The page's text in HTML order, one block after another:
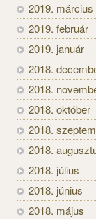
2019. március
2019. február
2019. január
2018.
2018.
2018. október
2018.
2018.
2018. július
2018. június
2018. május